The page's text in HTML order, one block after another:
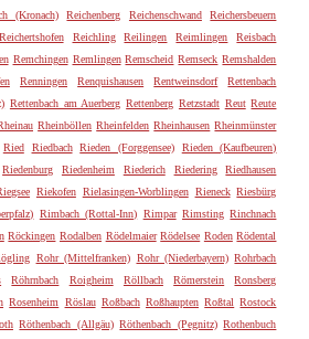
(Kronach) Reichenberg Reichenschwand
Reichersbeuern
Reichertshofen Reichling Reilingen Reimlingen
Reisbach
Remchingen Remlingen Remscheid Remseck Remshalden
Renningen Renquishausen Rentweinsdorf
Rettenbach
Rettenbach am Auerberg Rettenberg Retzstadt Reut Reute
Rheinböllen Rheinfelden Rheinhausen Rheinmünster
Ried Riedbach Rieden (Forggensee)
Rieden (Kaufbeuren)
Riedenburg Riedenheim Riederich Riedering
Riedhausen
Riekofen Rielasingen-Worblingen Rieneck Riesbürg
Rimbach (Rottal-Inn) Rimpar Rimsting Rinchnach
Röckingen Rodalben Rödelmaier Rödelsee Roden Rödental
Rohr (Mittelfranken) Rohr (Niederbayern) Rohrbach
Röhrnbach Roigheim Röllbach Römerstein
Ronsberg
Rosenheim Röslau Roßbach Roßhaupten Roßtal Rostock
Röthenbach (Allgäu) Röthenbach (Pegnitz) Rothenbuch